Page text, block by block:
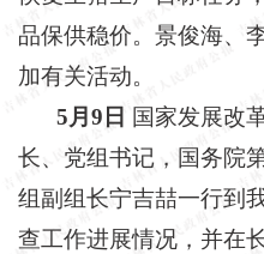
品保供稳价。景俊海、
加有关活动。
5月9日 国家发展改
长、党组书记，国务院
组副组长宁吉喆一行到
查工作进展情况，并在